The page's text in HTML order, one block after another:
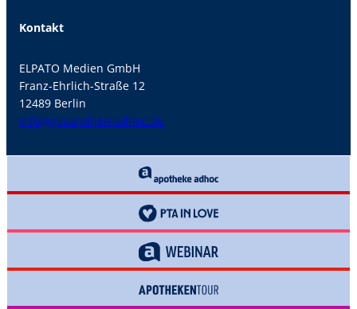
Kontakt
ELPATO Medien GmbH
Franz-Ehrlich-Straße 12
12489 Berlin
info@gesundheit-adhoc.de